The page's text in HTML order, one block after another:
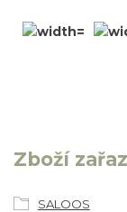
Zboží
SALOOS